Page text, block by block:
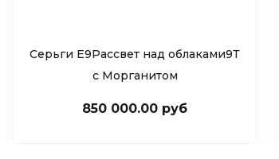
Серьги Е9Рассвет над облаками9Т
c Морганитом
850 000.00 руб